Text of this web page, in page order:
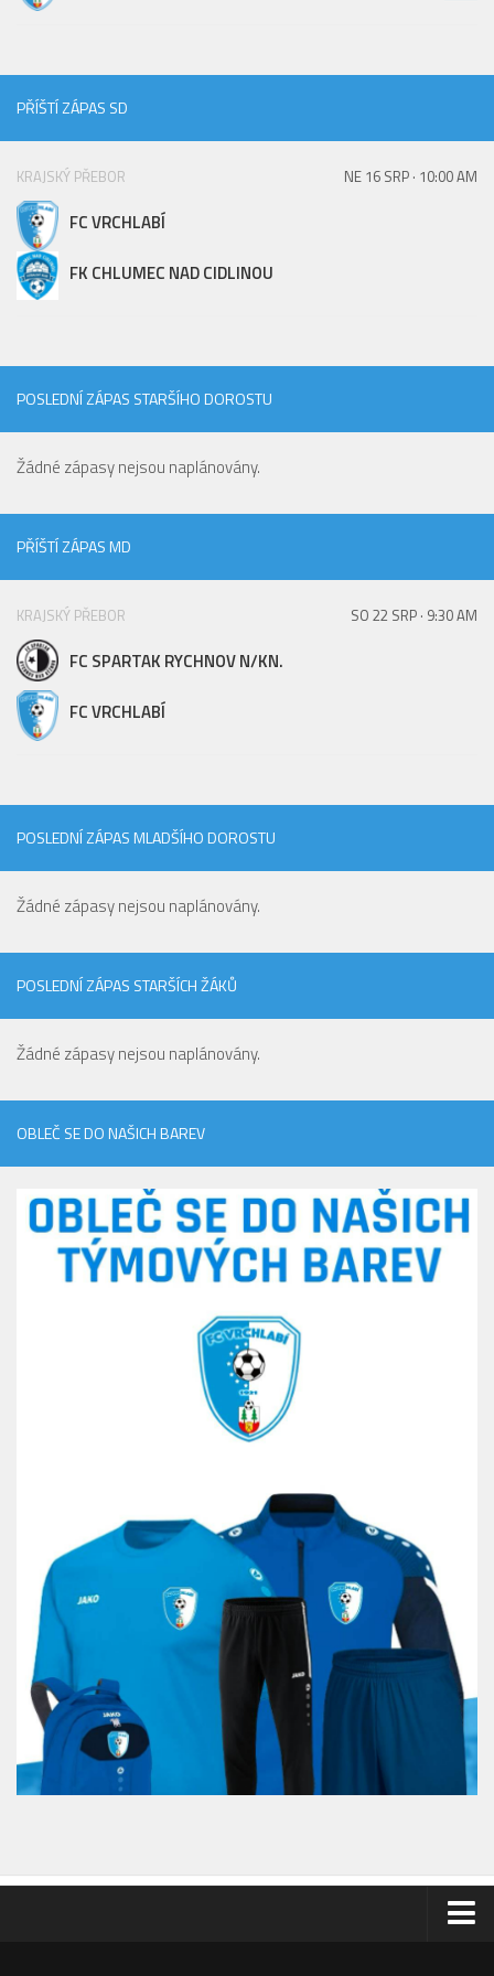
PŘÍŠTÍ ZÁPAS SD
KRAJSKÝ PŘEBOR NE 16 SRP · 10:00 AM
FC VRCHLABÍ
FK CHLUMEC NAD CIDLINOU
POSLEDNÍ ZÁPAS STARŠÍHO DOROSTU
Žádné zápasy nejsou naplánovány.
PŘÍŠTÍ ZÁPAS MD
KRAJSKÝ PŘEBOR SO 22 SRP · 9:30 AM
FC SPARTAK RYCHNOV N/KN.
FC VRCHLABÍ
POSLEDNÍ ZÁPAS MLADŠÍHO DOROSTU
Žádné zápasy nejsou naplánovány.
POSLEDNÍ ZÁPAS STARŠÍCH ŽÁKŮ
Žádné zápasy nejsou naplánovány.
OBLEČ SE DO NAŠICH BAREV